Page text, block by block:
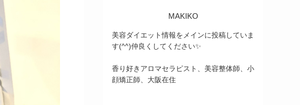
MAKIKO
美容ダイエット情報をメインに投稿していま
す(^^)仲良くしてください✨
香り好きアロマセラピスト、美容整体師、小
顔矯正師、大阪在住